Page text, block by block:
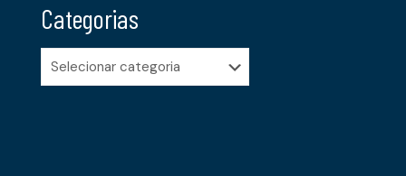
Categorias
Categorias